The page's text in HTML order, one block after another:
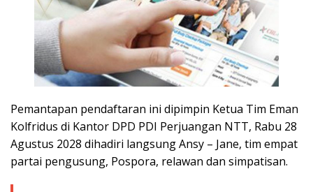
Pemantapan pendaftaran ini dipimpin Ketua Tim Eman
Kolfridus di Kantor DPD PDI Perjuangan NTT, Rabu 28
Agustus 2028 dihadiri langsung Ansy – Jane, tim empat
partai pengusung, Pospora, relawan dan simpatisan.